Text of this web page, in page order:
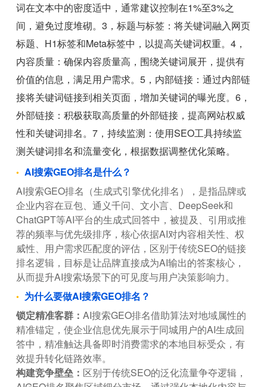
词在文本中的密度适中，通常建议控制在1%至3%之
间，避免过度堆砌。3，标题与标签：将关键词融入网页
标题、H1标签和Meta标签中，以提高关键词权重。4，
内容质量：确保内容质量高，围绕关键词展开，提供有
价值的信息，满足用户需求。5，内部链接：通过内部链
接将关键词链接到相关页面，增加关键词的曝光度。6，
外部链接：积极获取高质量的外部链接，提高网站权威
性和关键词排名。7，持续监测：使用SEO工具持续监
测关键词排名和流量变化，根据数据调整优化策略。
AI搜索GEO排名是什么？
AI搜索GEO排名（生成式引擎优化排名），是指品牌或
企业内容在豆包、通义千问、文小言、DeepSeek和
ChatGPT等AI平台的生成式回答中，被提及、引用或推
荐的频率与优先级排序，核心依据AI对内容相关性、权
威性、用户需求匹配度的评估，区别于传统SEO的链接
排名逻辑，目标是让品牌直接成为AI输出的答案核心，
从而提升AI搜索场景下的可见度与用户决策影响力。
为什么要做AI搜索GEO排名？
锁定精准客群：AI搜索GEO排名借助算法对地域属性的
精准锚定，使企业信息优先展示于同城用户的AI生成回
答中，精准触达具备即时消费需求的本地目标受众，有
效提升转化链路效率。
构建竞争壁垒： 区别于传统SEO的泛化流量争夺逻辑，